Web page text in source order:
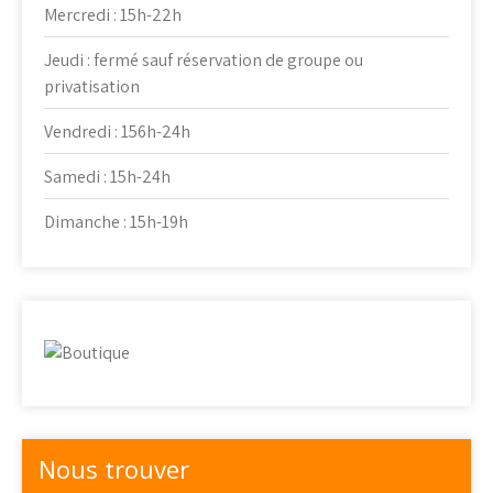
Mercredi : 15h-22h
Jeudi : fermé sauf réservation de groupe ou
privatisation
Vendredi : 156h-24h
Samedi : 15h-24h
Dimanche : 15h-19h
Nous trouver